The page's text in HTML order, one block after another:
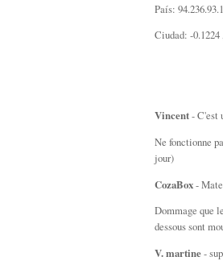
País:
Ciudad: -
Vincent- C'est
Ne fonctionne
jour)
CozaBox-
Dommage que
dessous sont
V. martine-